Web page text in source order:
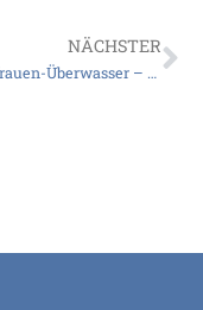
NÄCHSTER
kfd Liebfrauen-Überwasser – Fahrradtour